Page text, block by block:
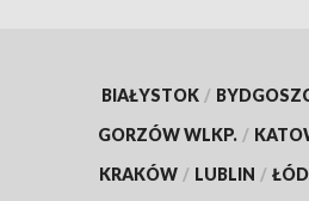
BIAŁYSTOK /
GORZÓW WLKP. /
KRAKÓW / LUBLIN /